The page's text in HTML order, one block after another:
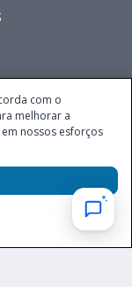
0001-84), com
andar, Itaim Bibi, no
133, Brasil - empresa
nacional pela
conforme Portaria nº
11.2.2025.
com o
melhorar a
nossos esforços